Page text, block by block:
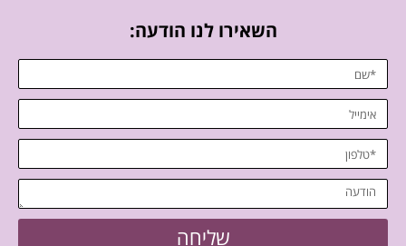
השאירו לנו הודעה:
שליחה